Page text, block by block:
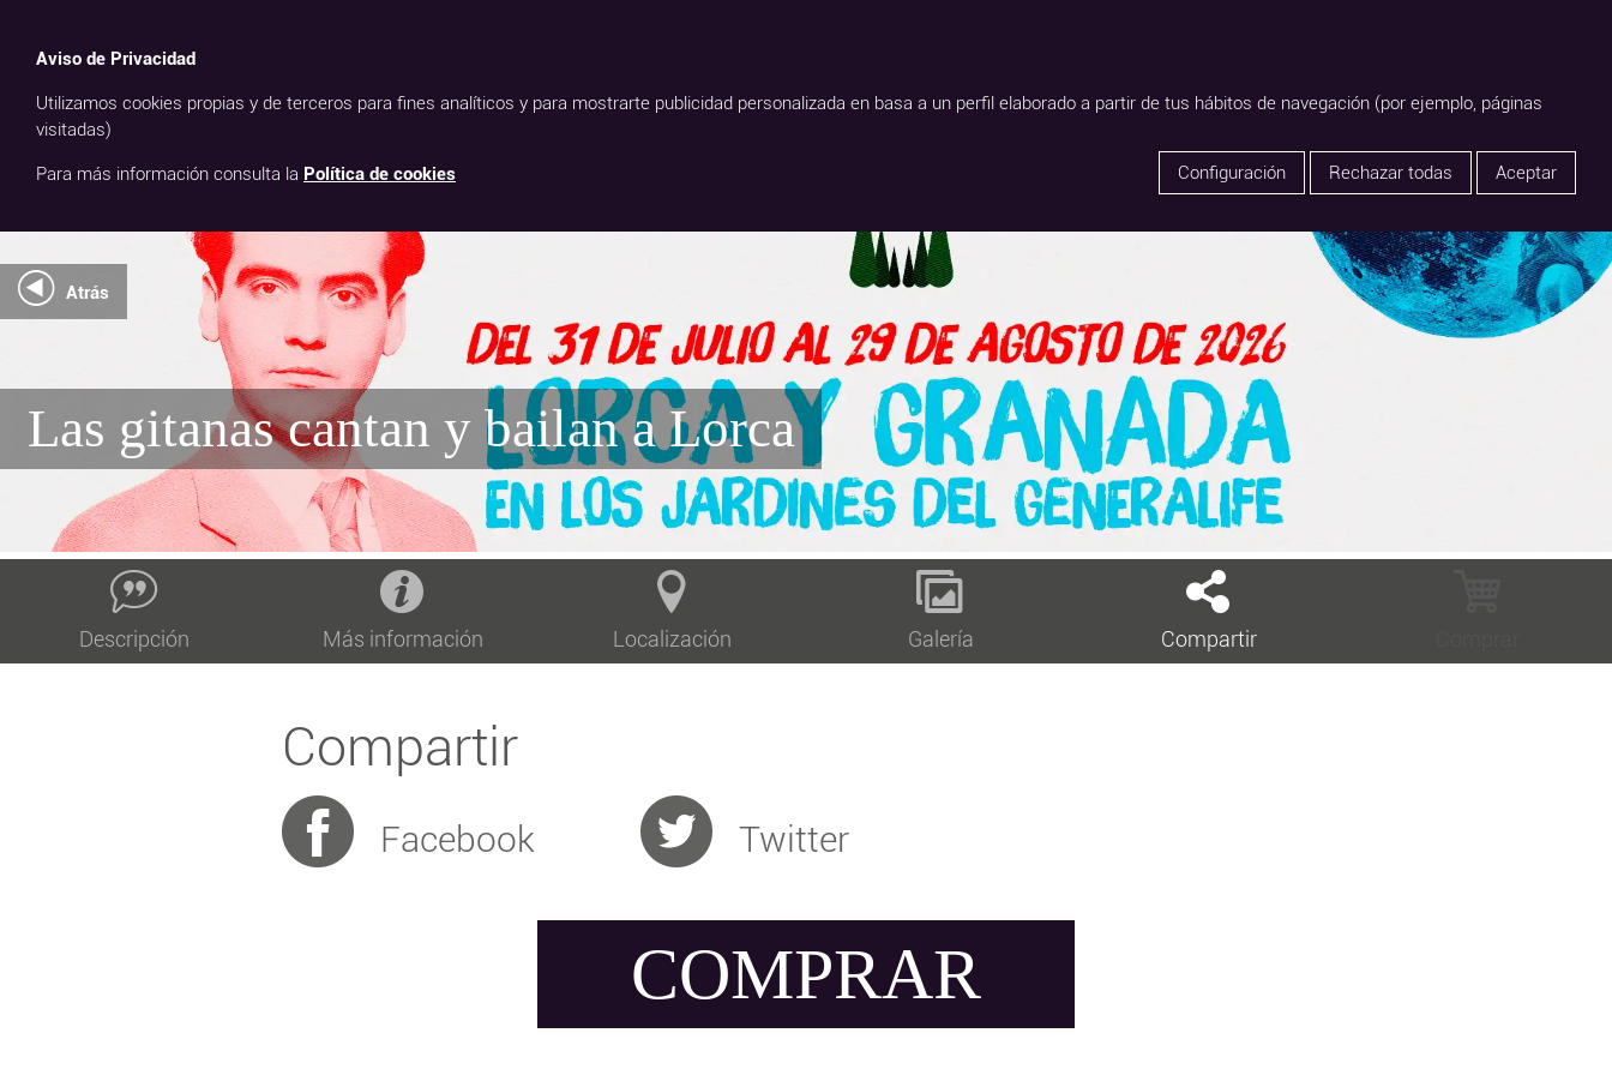
Aviso de Privacidad
Utilizamos cookies propias y de terceros para fines analíticos y para mostrarte publicidad personalizada en basa a un perfil elaborado a partir de tus hábitos de navegación (por ejemplo, páginas
visitadas)
Para más información consulta la Política de cookies Configuración Rechazar todas Aceptar
shopping_cart
Las gitanas cantan y bailan a Lorca
Atrás
Descripción Más información Localización Galería Compartir
Compartir
Facebook Twitter
COMPRAR